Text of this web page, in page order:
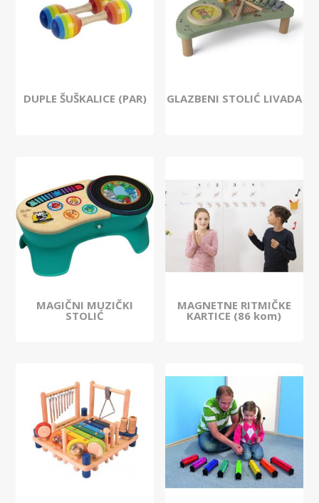
DUPLE ŠUŠKALICE (PAR) GLAZBENI STOLIĆ LIVADA
MAGIČNI MUZIČKI
STOLIĆ
MAGNETNE RITMIČKE
KARTICE (86 kom)